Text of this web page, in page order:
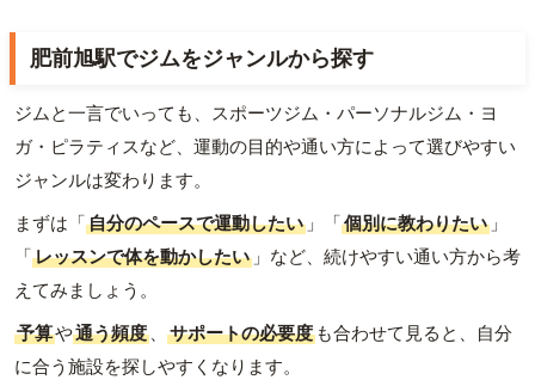
肥前旭駅でジムをジャンルから探す
ジムと一言でいっても、スポーツジム・パーソナルジム・ヨ
ガ・ピラティスなど、運動の目的や通い方によって選びやすい
ジャンルは変わります。
まずは「自分のペースで運動したい 」「個別に教わりたい 」
「レッスンで体を動かしたい 」など、続けやすい通い方から考
えてみましょう。
予算や通う頻度 、 サポートの必要度 も合わせて見ると、自分
に合う施設を探しやすくなります。